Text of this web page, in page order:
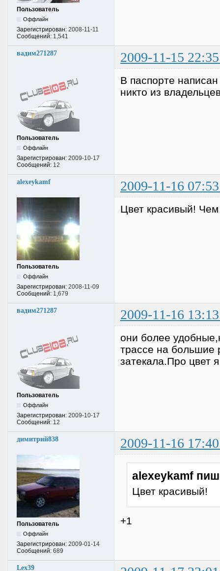
Пользователь
Оффлайн
Зарегистрирован: 2008-11-11
Сообщений: 1,541
вадим271287 2009-11-15
Пользователь
Оффлайн
Зарегистрирован: 2009-10-17
Сообщений: 12
В паспорте
никто из
alexeykamf 2009-11-16
Пользователь
Оффлайн
Зарегистрирован: 2008-11-09
Сообщений: 1,679
Цвет красивый!
вадим271287 2009-11-16
Пользователь
Оффлайн
Зарегистрирован: 2009-10-17
Сообщений: 12
они более
трассе на большие
затекала.Про цвет
димитрий838 2009-11-16
Пользователь
Оффлайн
Зарегистрирован: 2009-01-14
Сообщений: 689
alexeykamf
Цвет красивый!
+1
Lex39